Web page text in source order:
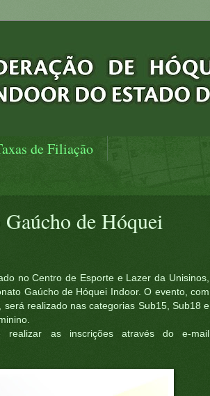
de Filiação
de Hóquei
no Centro de Esporte e Lazer da Unisinos,
Gaúcho de Hóquei Indoor. O evento, com
realizado nas categorias Sub15, Sub18 e
realizar as inscrições através do e-mail